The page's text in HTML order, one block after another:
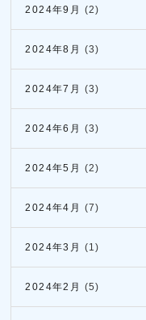
2024年9月 (2)
2024年8月 (3)
2024年7月 (3)
2024年6月 (3)
2024年5月 (2)
2024年4月 (7)
2024年3月 (1)
2024年2月 (5)